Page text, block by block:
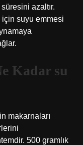
azaltır.
için suyu emmesi
Kadar su
makarnaları
500 gramlık